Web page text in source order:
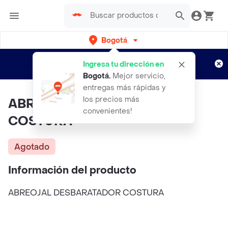
Bogotá
Ingresa tu dirección en
Bogotá. Mejor servicio,
entregas más rápidas y
los precios más
convenientes!
envíos gratis por semanas
Aplican TyC
ABREOJAL DESBARATADOR
COSTURA
Agotado
Información del producto
ABREOJAL DESBARATADOR COSTURA